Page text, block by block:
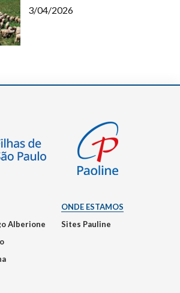
3/04/2026
Alberione
ONDE ESTAMOS
Sites Pauline